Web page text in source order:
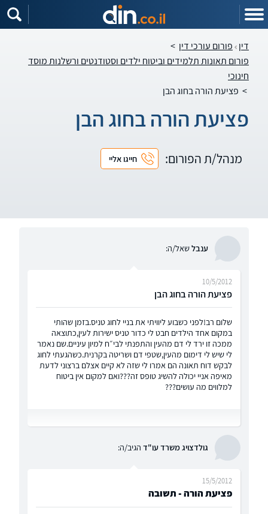
דין פורום עורכי דין >
פורום תאונות תלמידים וביטוח ילדים וסטודנטים ורשלנות מוסד
חינוכי
> פציעת הורה בחוג הבן
פציעת הורה בחוג הבן
מנהל/ת הפורום: חייגו אליי
ענבלשאל/ה:
פציעת הורה בחוג הבן
10/5/2012
שלום רב!לפני כשבוע ליוויתי את בניי לחוג טניס.בזמן שהותי
במקום אחד הילדים חבט לי כדור טניס ישירות לעין,כתוצאה
ממכה זו ירד לי דם מהעין והתפנתי לבי״ח למיון עיניים.שם נאמר
לי שיש לי דימום מהעין,שטפי דם ושריטה בקרנית.כשהגעתי לחוג
לבקש דוח תאונה הם אמרו לי שזה לא קיים אצלם ברצוני לדעת
מאיפה אניי יכולה להשיג טופס זה???ואם למקום אין ביטוח
למלווים מה עושים???
גולדצויג משרד עו"ד הגיב/ה:
פציעת הורה - תשובה
15/5/2012